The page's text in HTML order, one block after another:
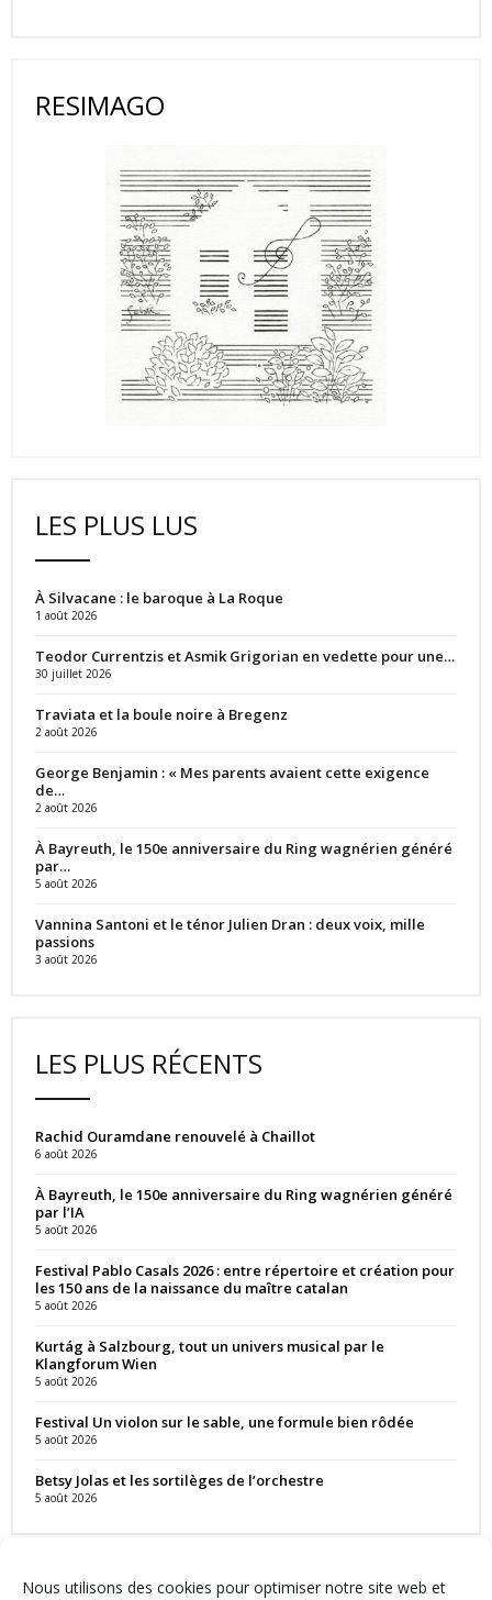
Nous utilisons des cookies pour optimiser notre site web et
RESIMAGO
LES PLUS LUS
À Silvacane : le baroque à La Roque
1 août 2026
Teodor Currentzis et Asmik Grigorian en vedette pour une…
30 juillet 2026
Traviata et la boule noire à Bregenz
2 août 2026
George Benjamin : « Mes parents avaient cette exigence
de…
2 août 2026
À Bayreuth, le 150e anniversaire du Ring wagnérien généré
par…
5 août 2026
Vannina Santoni et le ténor Julien Dran : deux voix, mille
passions
3 août 2026
LES PLUS RÉCENTS
Rachid Ouramdane renouvelé à Chaillot
6 août 2026
À Bayreuth, le 150e anniversaire du Ring wagnérien généré
par l’IA
5 août 2026
Festival Pablo Casals 2026 : entre répertoire et création pour
les 150 ans de la naissance du maître catalan
5 août 2026
Kurtág à Salzbourg, tout un univers musical par le
Klangforum Wien
5 août 2026
Festival Un violon sur le sable, une formule bien rôdée
5 août 2026
Betsy Jolas et les sortilèges de l’orchestre
5 août 2026